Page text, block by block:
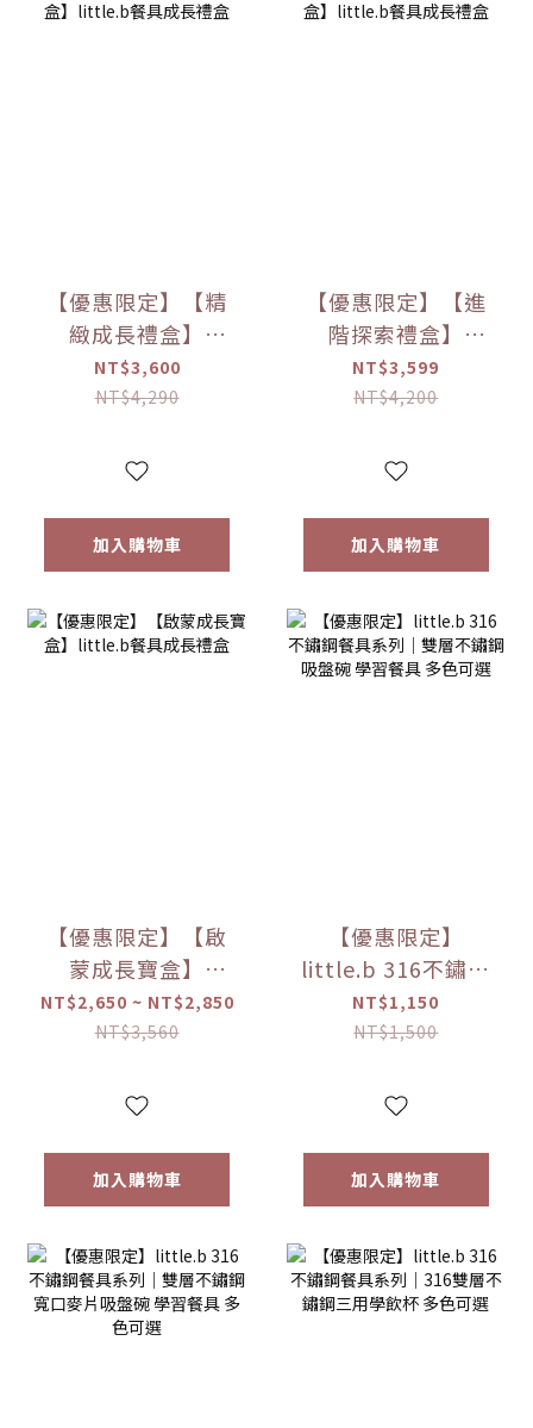
【優惠限定】【精
緻成長禮盒】
little.b餐具成長禮
盒
NT$3,600
NT$4,290
加入購物車
【優惠限定】【進
階探索禮盒】
little.b餐具成長禮
盒
NT$3,599
NT$4,200
加入購物車
【優惠限定】【啟
蒙成長寶盒】
little.b餐具成長禮
盒
NT$2,650 ~ NT$2,850
NT$3,560
加入購物車
【優惠限定】
little.b 316不鏽鋼
餐具系列｜雙層不
鏽鋼吸盤碗 學習餐
NT$1,150
NT$1,500
加入購物車